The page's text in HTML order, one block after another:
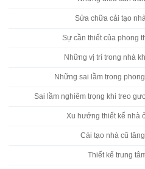
Sửa chữa cải tạo
Sự cần thiết của phong
Những vị trí trong nhà
Những sai lầm trong
Sai lầm nghiêm trọng khi treo
Xu hướng thiết kế nhà
Cải tạo nhà cũ
Thiết kế trung